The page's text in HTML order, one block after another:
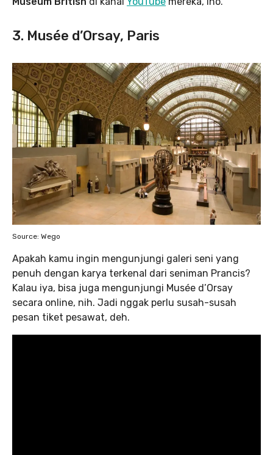
3. Musée d’Orsay, Paris
Source: Wego
Apakah kamu ingin mengunjungi galeri seni yang
penuh dengan karya terkenal dari seniman Prancis?
Kalau iya, bisa juga mengunjungi Musée d’Orsay
secara online, nih. Jadi nggak perlu susah-susah
pesan tiket pesawat, deh.